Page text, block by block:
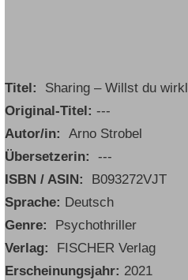
Titel: Sharing – Willst du
Original-Titel:---
Autor/in:
Arno Strobel
Übersetzerin:---
ISBN / ASIN:
‎ B093272VJT
Sprache: Deutsch
Genre:
Psychothriller
Verlag:
FISCHER Verlag
Erscheinungsjahr: 2021